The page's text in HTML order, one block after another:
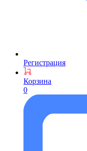
Регистрация
Корзина
0